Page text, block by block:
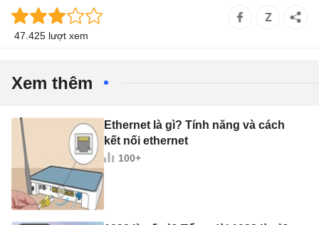
47.425 lượt xem
Xem thêm
Ethernet là gì? Tính năng và cách
kết nối ethernet
100+